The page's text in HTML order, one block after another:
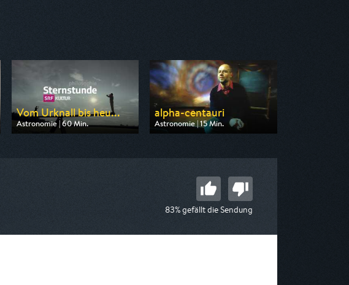
Vom Urknall bis heu...
Astronomie | 60 Min.
Ausgestrahlt von 3sat
alpha-centauri
Astronomie | 15 Min.
Ausgestrahlt von ARD alpha
83% gefällt die Sendung